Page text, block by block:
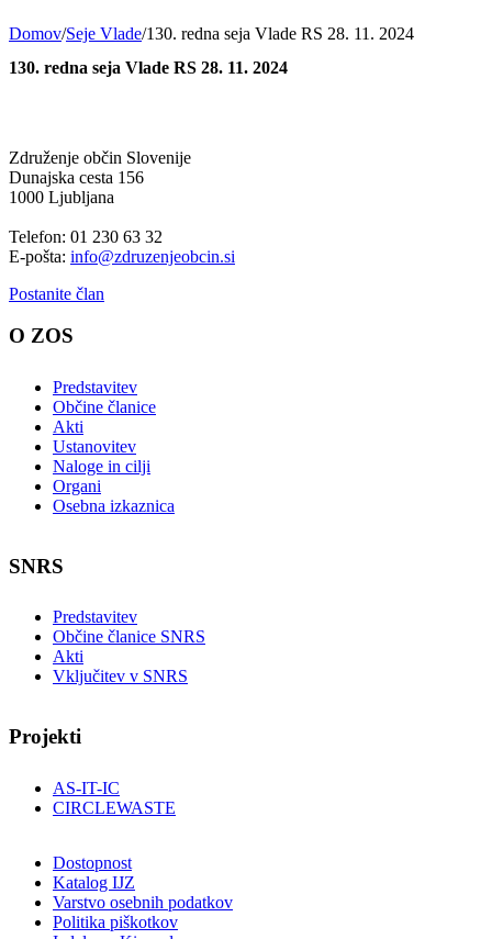
Domov/Seje Vlade/130. redna seja Vlade RS 28. 11. 2024
130. redna seja Vlade RS 28. 11. 2024
Združenje občin Slovenije
Dunajska cesta 156
1000 Ljubljana
Telefon: 01 230 63 32
E-pošta: info@zdruzenjeobcin.si
Postanite član
O ZOS
Predstavitev
Občine članice
Akti
Ustanovitev
Naloge in cilji
Organi
Osebna izkaznica
SNRS
Predstavitev
Občine članice SNRS
Akti
Vključitev v SNRS
Projekti
AS-IT-IC
CIRCLEWASTE
Dostopnost
Katalog IJZ
Varstvo osebnih podatkov
Politika piškotkov